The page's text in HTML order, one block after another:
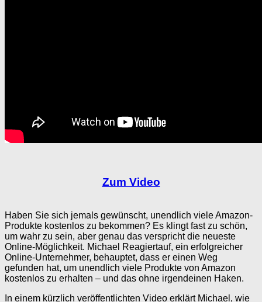
Zum Video
Haben Sie sich jemals gewünscht, unendlich viele Amazon-
Produkte kostenlos zu bekommen? Es klingt fast zu schön,
um wahr zu sein, aber genau das verspricht die neueste
Online-Möglichkeit. Michael Reagiertauf, ein erfolgreicher
Online-Unternehmer, behauptet, dass er einen Weg
gefunden hat, um unendlich viele Produkte von Amazon
kostenlos zu erhalten – und das ohne irgendeinen Haken.
In einem kürzlich veröffentlichten Video erklärt Michael, wie